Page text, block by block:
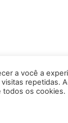
a você a
repetidas.
todos os cookies.